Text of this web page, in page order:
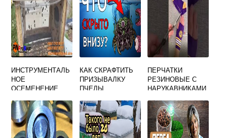
ИНСТРУМЕНТАЛЬ
НОЕ
ОСЕМЕНЕНИЕ
МАТОК
КАК СКРАФТИТЬ
ПРИЗЫВАЛКУ
ПЧЕЛЫ
ПЕРЧАТКИ
РЕЗИНОВЫЕ С
НАРУКАВНИКАМИ